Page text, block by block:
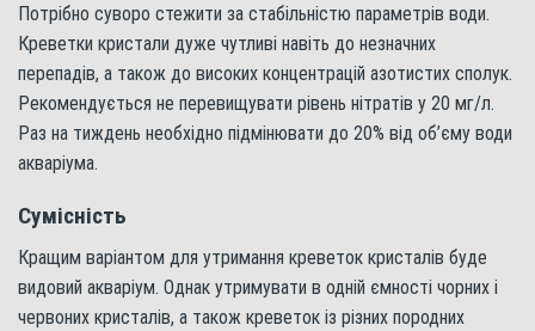
Потрібно суворо стежити за стабільністю параметрів води.
Креветки кристали дуже чутливі навіть до незначних
перепадів, а також до високих концентрацій азотистих сполук.
Рекомендується не перевищувати рівень нітратів у 20 мг/л.
Раз на тиждень необхідно підмінювати до 20% від об’єму води
акваріума.
Сумісність
Кращим варіантом для утримання креветок кристалів буде
видовий акваріум. Однак утримувати в одній ємності чорних і
червоних кристалів, а також креветок із різних породних